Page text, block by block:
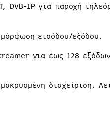
DVB-IP για παροχή
εισόδου/εξόδου.
για έως 128
διαχείριση.